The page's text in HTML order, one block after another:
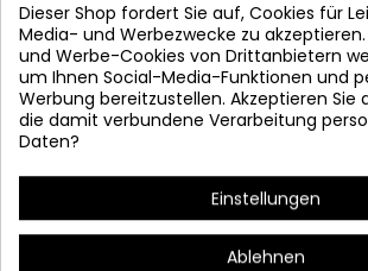
Dieser Shop fordert Sie auf, Cookies für
Media- und Werbezwecke zu
und Werbe-Cookies von Drittanbietern
um Ihnen Social-Media-Funktionen und
Werbung bereitzustellen. Akzeptieren Sie
die damit verbundene Verarbeitung
Daten?
Einstellungen
Ablehnen